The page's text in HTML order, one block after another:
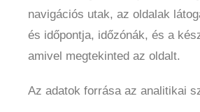
navigációs utak, az oldalak
és időpontja, időzónák, és a
amivel megtekinted az oldalt.
Az adatok forrása az analitikai